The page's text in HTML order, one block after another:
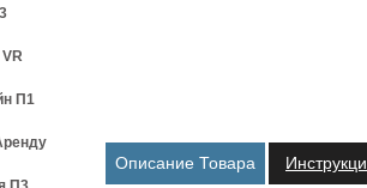
П1
Описание Товара